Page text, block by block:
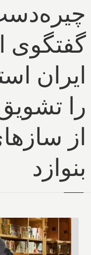
گفتگوی
ایران
را
از
بنوازد